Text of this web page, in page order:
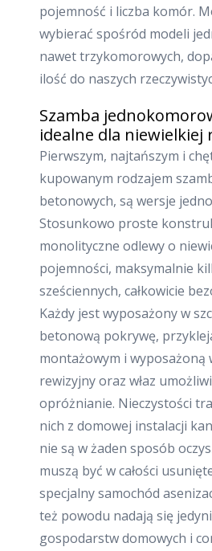
pojemność i liczba komór.
wybierać spośród modeli
nawet trzykomorowych,
ilość do naszych
Szamba
idealne dla niewielkiej
Pierwszym, najtańszym i
kupowanym rodzajem
betonowych, są wersje
Stosunkowo proste
monolityczne odlewy o
pojemności, maksymalnie
sześciennych, całkowicie
Każdy jest wyposażony w
betonową pokrywę,
montażowym i wyposażoną
rewizyjny oraz właz
opróżnianie. Nieczystości
nich z domowej instalacji
nie są w żaden sposób
muszą być w całości
specjalny samochód
też powodu nadają się
gospodarstw domowych i